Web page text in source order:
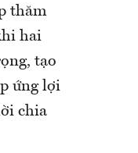
thăm
hai
tạo
ứng lợi
chia